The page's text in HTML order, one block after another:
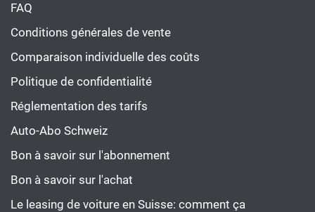
FAQ
Conditions générales de vente
Comparaison individuelle des coûts
Politique de confidentialité
Réglementation des tarifs
Auto-Abo Schweiz
Bon à savoir sur l'abonnement
Bon à savoir sur l'achat
Le leasing de voiture en Suisse: comment ça